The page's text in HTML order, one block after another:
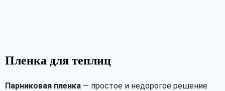
Пленка для теплиц
Парниковая пленка — простое и недорогое решение